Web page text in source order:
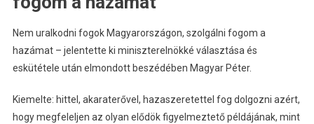
Nem uralkodni fogok Magyarországon, szolgálni fogom a
hazámat – jelentette ki miniszterelnökké választása és
eskütétele után elmondott beszédében Magyar Péter.
Kiemelte: hittel, akaraterővel, hazaszeretettel fog dolgozni azért,
hogy megfeleljen az olyan elődök figyelmeztető példájának, mint